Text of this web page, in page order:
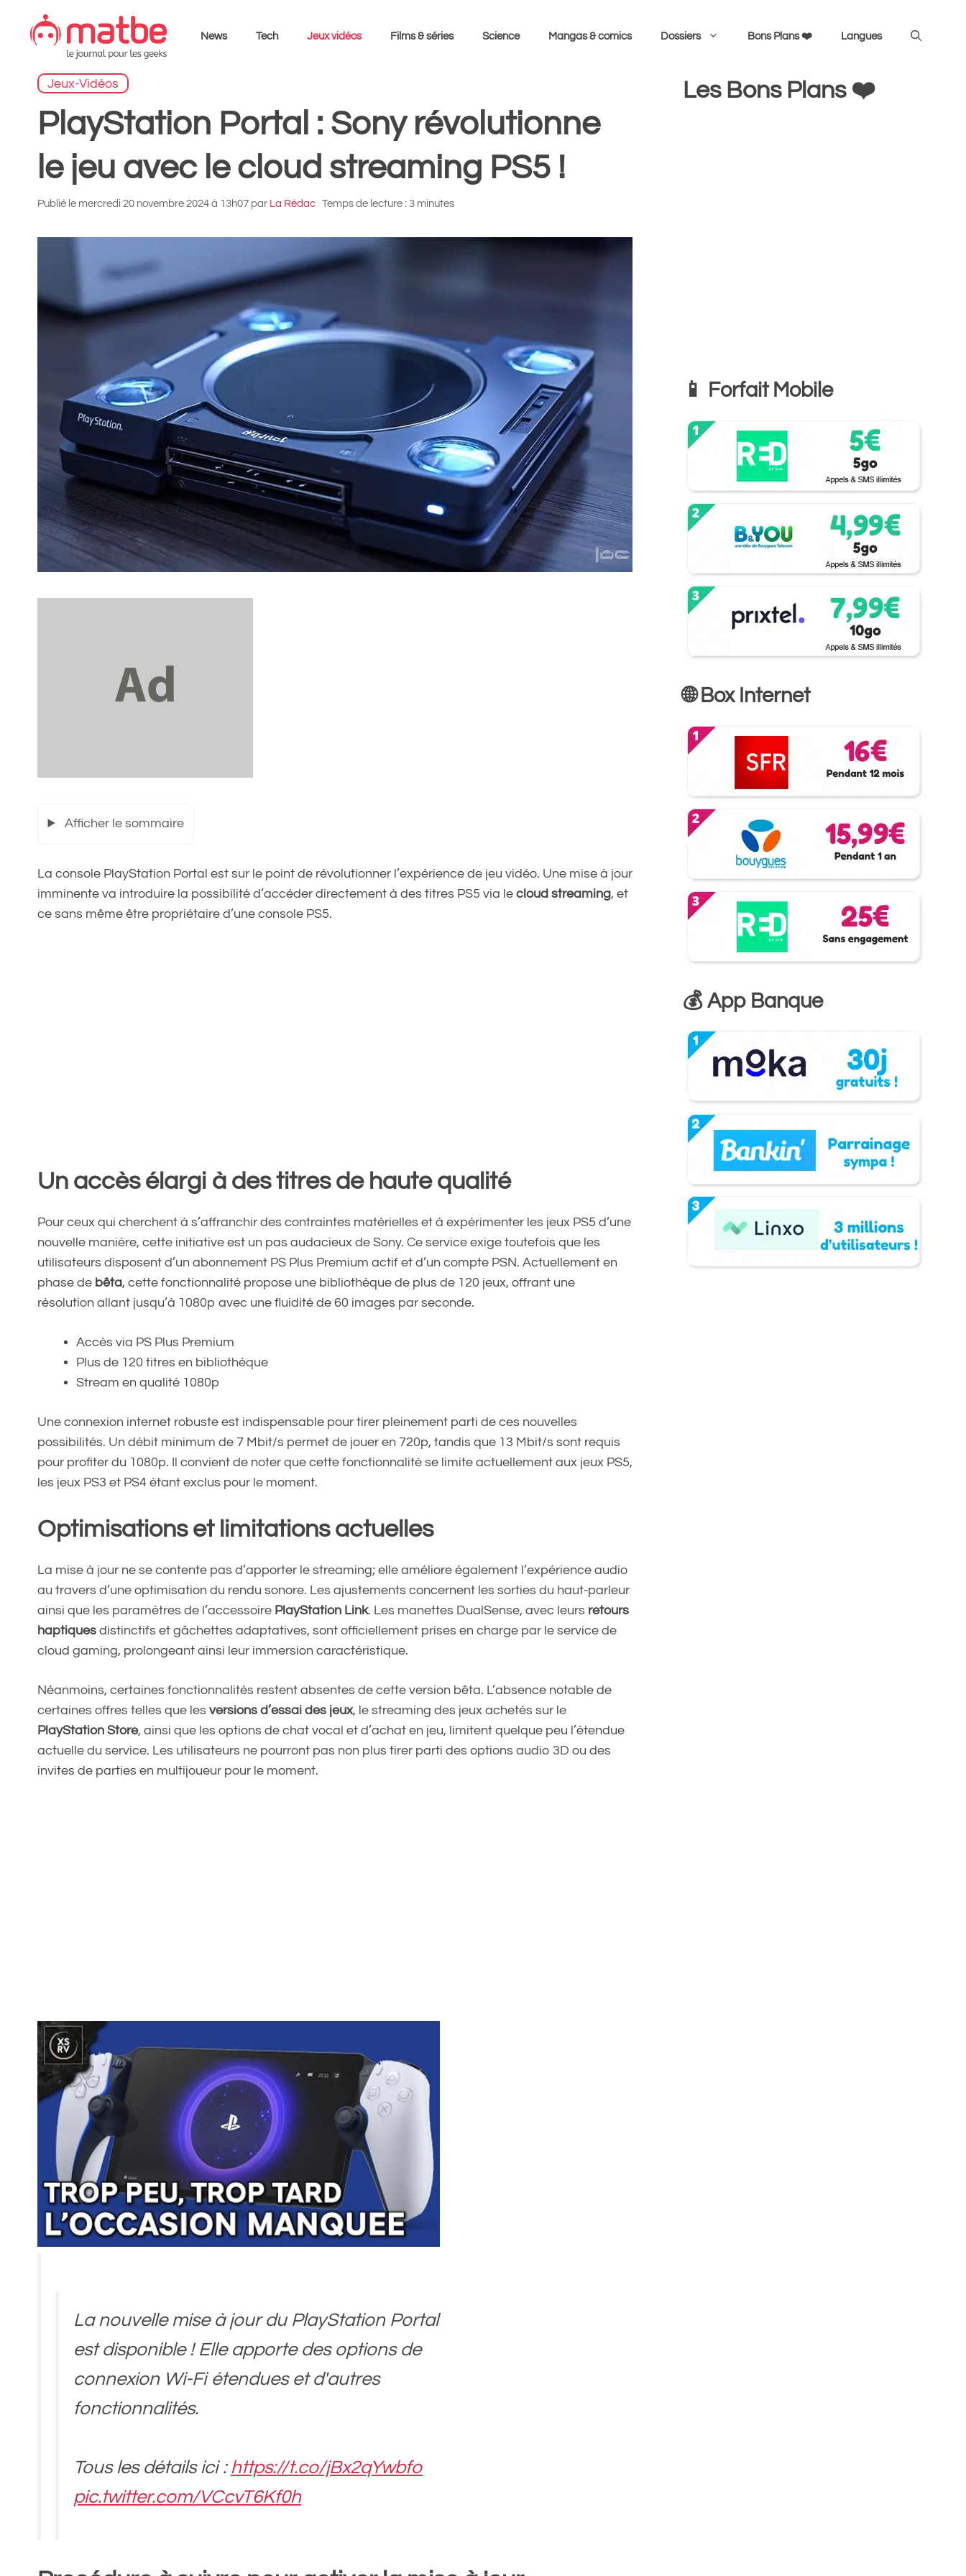
contenu
News Tech Jeux vidéos Films & séries Science Mangas & comics Dossiers Bons Plans ❤️ Langues
Jeux-Vidéos
PlayStation Portal : Sony révolutionne
le jeu avec le cloud streaming PS5 !
Publié le mercredi 20 novembre 2024 à 13h07 par La Rédac · Temps de lecture : 3 minutes
Afficher le sommaire
La console PlayStation Portal est sur le point de révolutionner l’expérience de jeu vidéo. Une mise à jour
imminente va introduire la possibilité d’accéder directement à des titres PS5 via le cloud streaming, et
ce sans même être propriétaire d’une console PS5.
Un accès élargi à des titres de haute qualité
Pour ceux qui cherchent à s’affranchir des contraintes matérielles et à expérimenter les jeux PS5 d’une
nouvelle manière, cette initiative est un pas audacieux de Sony. Ce service exige toutefois que les
utilisateurs disposent d’un abonnement PS Plus Premium actif et d’un compte PSN. Actuellement en
phase de bêta, cette fonctionnalité propose une bibliothèque de plus de 120 jeux, offrant une
résolution allant jusqu’à 1080p avec une fluidité de 60 images par seconde.
Accès via PS Plus Premium
Plus de 120 titres en bibliothèque
Stream en qualité 1080p
Une connexion internet robuste est indispensable pour tirer pleinement parti de ces nouvelles
possibilités. Un débit minimum de 7 Mbit/s permet de jouer en 720p, tandis que 13 Mbit/s sont requis
pour profiter du 1080p. Il convient de noter que cette fonctionnalité se limite actuellement aux jeux PS5,
les jeux PS3 et PS4 étant exclus pour le moment.
Optimisations et limitations actuelles
La mise à jour ne se contente pas d’apporter le streaming; elle améliore également l’expérience audio
au travers d’une optimisation du rendu sonore. Les ajustements concernent les sorties du haut-parleur
ainsi que les paramètres de l’accessoire PlayStation Link. Les manettes DualSense, avec leurs retours
haptiques distinctifs et gâchettes adaptatives, sont officiellement prises en charge par le service de
cloud gaming, prolongeant ainsi leur immersion caractéristique.
Néanmoins, certaines fonctionnalités restent absentes de cette version bêta. L’absence notable de
certaines offres telles que les versions d’essai des jeux, le streaming des jeux achetés sur le
PlayStation Store, ainsi que les options de chat vocal et d’achat en jeu, limitent quelque peu l’étendue
actuelle du service. Les utilisateurs ne pourront pas non plus tirer parti des options audio 3D ou des
invites de parties en multijoueur pour le moment.
La nouvelle mise à jour du PlayStation Portal
est disponible ! Elle apporte des options de
connexion Wi-Fi étendues et d'autres
fonctionnalités.
Tous les détails ici : https://t.co/jBx2qYwbfo
pic.twitter.com/VCcvT6Kf0h
Les Bons Plans ❤️
📱 Forfait Mobile
🌐 Box Internet
💰 App Banque